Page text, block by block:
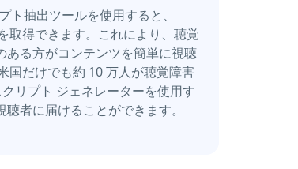
ト抽出ツールを使用すると、
取得できます。これにより、聴覚
る方がコンテンツを簡単に視聴
国だけでも約 10 万人が聴覚障害
リプト ジェネレーターを使用す
者に届けることができます。